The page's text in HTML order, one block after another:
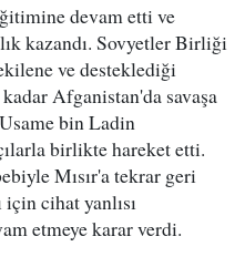
devam etti ve
kazandı. Sovyetler Birliği
ve desteklediği
Afganistan'da savaşa
bin Ladin
birlikte hareket etti.
Mısır'a tekrar geri
cihat yanlısı
etmeye karar verdi.